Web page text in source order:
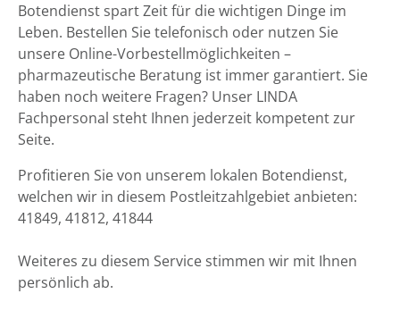
Botendienst spart Zeit für die wichtigen Dinge im
Leben. Bestellen Sie telefonisch oder nutzen Sie
unsere Online-Vorbestellmöglichkeiten –
pharmazeutische Beratung ist immer garantiert. Sie
haben noch weitere Fragen? Unser LINDA
Fachpersonal steht Ihnen jederzeit kompetent zur
Seite.
Profitieren Sie von unserem lokalen Botendienst,
welchen wir in diesem Postleitzahlgebiet anbieten:
41849, 41812, 41844
Weiteres zu diesem Service stimmen wir mit Ihnen
persönlich ab.